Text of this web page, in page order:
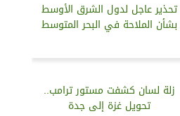
تحذير عاجل لدول الشرق الأوسط
بشأن الملاحة في البحر المتوسط
زلة لسان كشفت مستور ترامب..
تحويل غزة إلى جدة